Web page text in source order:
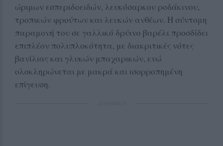
ώριμων εσπεριδοειδών, λευκόσαρκου ροδάκινου,
τροπικών φρούτων και λευκών ανθέων. Η σύντομη
παραμονή του σε γαλλικό δρύινο βαρέλι προσδίδει
επιπλέον πολυπλοκότητα, με διακριτικές νότες
βανίλιας και γλυκών μπαχαρικών, ενώ
ολοκληρώνεται με μακρά και ισορροπημένη
επίγευση.